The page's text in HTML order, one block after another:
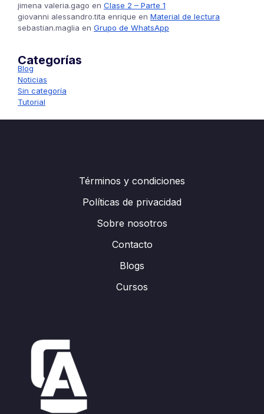
jimena valeria.gago en Clase 2 – Parte 1
giovanni alessandro.tita enrique en Material de lectura
sebastian.maglia en Grupo de WhatsApp
Categorías
Blog
Noticias
Sin categoría
Tutorial
Términos y condiciones
Políticas de privacidad
Sobre nosotros
Contacto
Blogs
Cursos